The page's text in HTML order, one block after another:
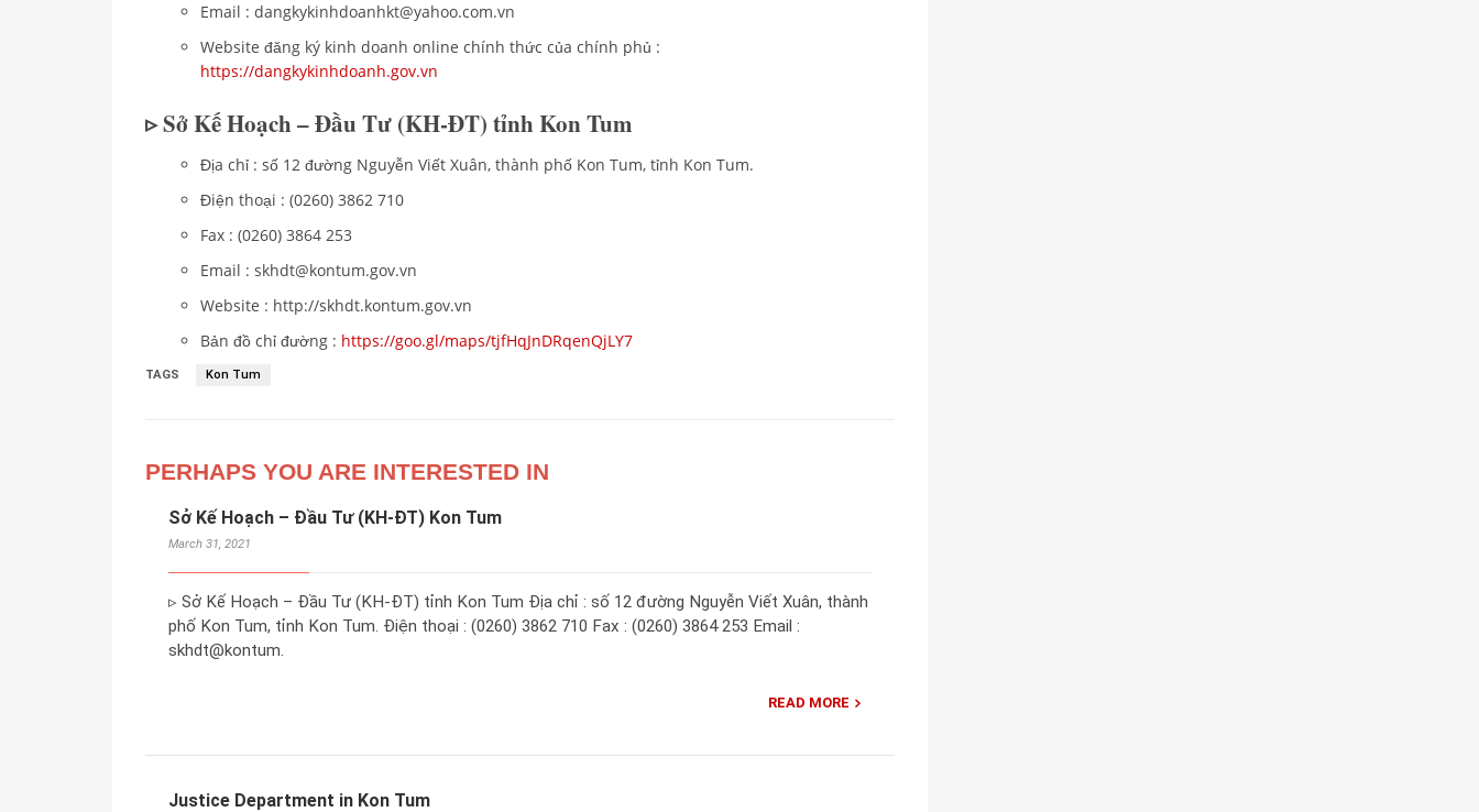
Email : dangkykinhdoanhkt@yahoo.com.vn
Website đăng ký kinh doanh online chính thức của chính phủ :
https://dangkykinhdoanh.gov.vn
▹ Sở Kế Hoạch – Đầu Tư (KH-ĐT) tỉnh Kon Tum
Địa chỉ : số 12 đường Nguyễn Viết Xuân, thành phố Kon Tum, tỉnh Kon Tum.
Điện thoại : (0260) 3862 710
Fax : (0260) 3864 253
Email : skhdt@kontum.gov.vn
Website : http://skhdt.kontum.gov.vn
Bản đồ chỉ đường : https://goo.gl/maps/tjfHqJnDRqenQjLY7
TAGS Kon Tum
PERHAPS YOU ARE INTERESTED IN
Sở Kế Hoạch – Đầu Tư (KH-ĐT) Kon Tum
March 31, 2021
▹ Sở Kế Hoạch – Đầu Tư (KH-ĐT) tỉnh Kon Tum Địa chỉ : số 12 đường Nguyễn Viết Xuân, thành
phố Kon Tum, tỉnh Kon Tum. Điện thoại : (0260) 3862 710 Fax : (0260) 3864 253 Email :
skhdt@kontum.
READ MORE
Justice Department in Kon Tum